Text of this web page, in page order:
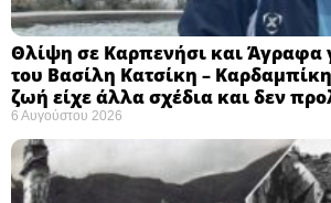
Θλίψη σε Καρπενήσι και Άγραφα
του Βασίλη Κατσίκη –
ζωή είχε άλλα σχέδια και δεν
6 Αυγούστου 2026